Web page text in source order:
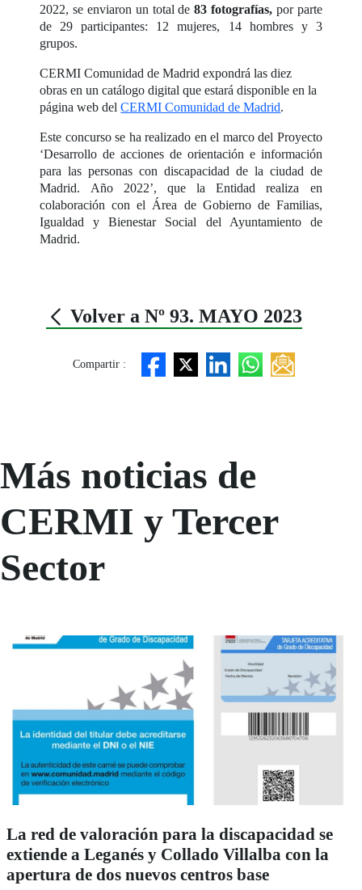
2022, se enviaron un total de83 fotografías, por parte
de 29 participantes: 12 mujeres, 14 hombres y 3
grupos.
CERMI Comunidad de Madrid expondrá las diez
obras en un catálogo digital que estará disponible en la
página web delCERMI Comunidad de Madrid.
Este concurso se ha realizado en el marco del Proyecto
‘Desarrollo de acciones de orientación e información
para las personas con discapacidad de la ciudad de
Madrid. Año 2022’, que la Entidad realiza en
colaboración con el Área de Gobierno de Familias,
Igualdad y Bienestar Social del Ayuntamiento de
Madrid.
Volver a Nº 93. MAYO 2023
Compartir :
Más noticias de
CERMI y Tercer
Sector
La red de valoración para la discapacidad se
extiende a Leganés y Collado Villalba con la
apertura de dos nuevos centros base